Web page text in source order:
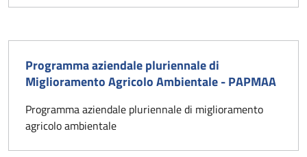
Programma aziendale pluriennale di
Miglioramento Agricolo Ambientale - PAPMAA
Programma aziendale pluriennale di miglioramento
agricolo ambientale